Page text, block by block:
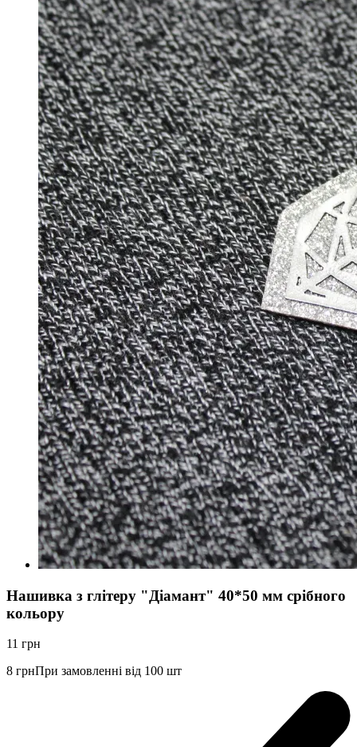
Нашивка з глітеру "Діамант" 40*50 мм срібного
кольору
11 грн
8 грнПри замовленні від 100 шт